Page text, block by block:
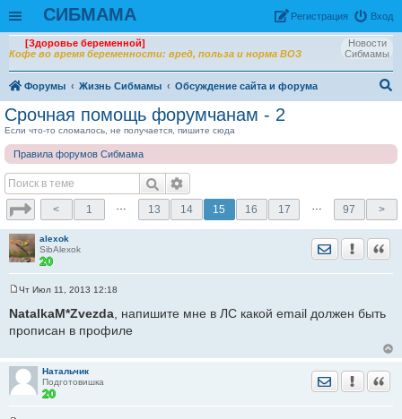
СИБМАМА Вход
Рeгиcтpaция
Новости
Сибмамы
[Здоровье беременной]
Кофе во время беременности: вред, польза и норма ВОЗ
Форумы Жизнь Сибмамы
Обсуждение сайта и форума
Срочная помощь форумчанам - 2
Если что-то сломалось, не получается, пишите сюда
Правила форумов Сибмама
< 1 … 13 14 15 16 17 … 97 >
alexok
SibAlexok
Отправить
о
б
и
е
Чт Июл 11, 2013 12:18
NatalkaM*Zvezda , напишите мне в ЛС какой email должен быть
прописан в профиле
Натальчик
Подготовишка
Отправить